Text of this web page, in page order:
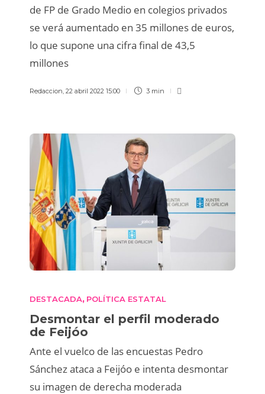
de FP de Grado Medio en colegios privados
se verá aumentado en 35 millones de euros,
lo que supone una cifra final de 43,5
millones
Redaccion, 22 abril 2022 15:00 3 min
DESTACADA, POLÍTICA ESTATAL
Desmontar el perfil moderado
de Feijóo
Ante el vuelco de las encuestas Pedro
Sánchez ataca a Feijóo e intenta desmontar
su imagen de derecha moderada